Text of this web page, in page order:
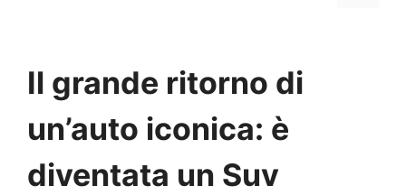
Il grande ritorno di
un’auto iconica: è
diventata un Suv